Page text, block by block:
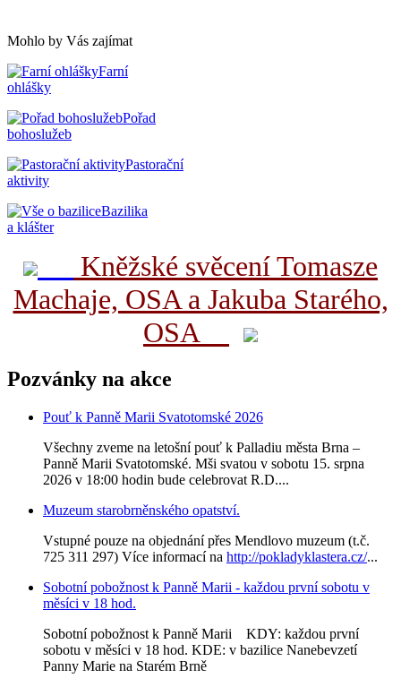
Mohlo by Vás zajímat
Farní
ohlášky
Pořad
bohoslužeb
Pastorační
aktivity
Bazilika
a klášter
Kněžské svěcení Tomasze
Machaje, OSA a Jakuba Starého,
OSA
Pozvánky na akce
Pouť k Panně Marii Svatotomské 2026
Všechny zveme na letošní pouť k Palladiu města Brna –
Panně Marii Svatotomské. Mši svatou v sobotu 15. srpna
2026 v 18:00 hodin bude celebrovat R.D....
Muzeum starobrněnského opatství.
Vstupné pouze na objednání přes Mendlovo muzeum (t.č.
725 311 297) Více informací na http://pokladyklastera.cz/...
Sobotní pobožnost k Panně Marii - každou první sobotu v
měsíci v 18 hod.
Sobotní pobožnost k Panně Marii KDY: každou první
sobotu v měsíci v 18 hod. KDE: v bazilice Nanebevzetí
Panny Marie na Starém Brně